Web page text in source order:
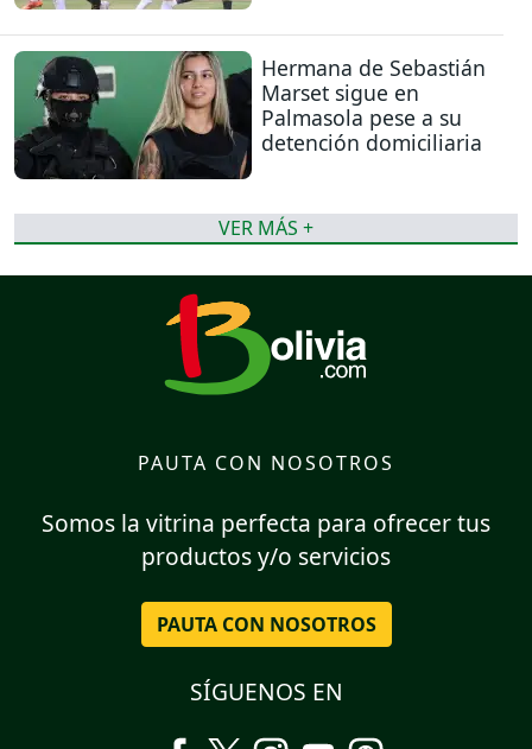
Hermana de Sebastián
Marset sigue en
Palmasola pese a su
detención domiciliaria
VER MÁS +
PAUTA CON NOSOTROS
Somos la vitrina perfecta para ofrecer tus
productos y/o servicios
PAUTA CON NOSOTROS
SÍGUENOS EN